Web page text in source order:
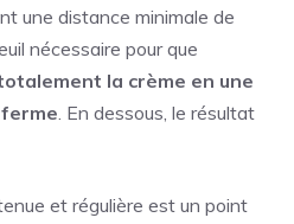
une distance minimale de
nécessaire pour que
la crème en une
. En dessous, le résultat
et régulière est un point